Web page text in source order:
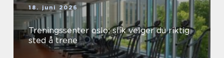
18. juni 2026
Treningssenter oslo: slik velger du riktig
sted å trene